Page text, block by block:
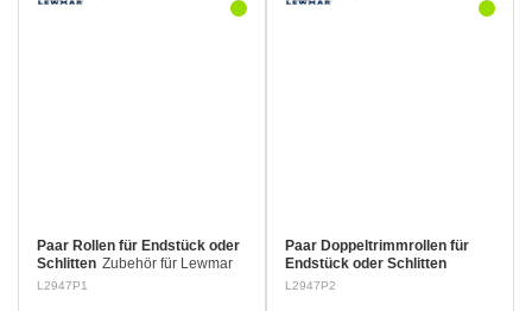
Paar Rollen für Endstück oder
Schlitten Zubehör für Lewmar
Schlitten Grössen 1 und 2
L2947P1
Paar Doppeltrimmrollen für
Endstück oder Schlitten
Zubehör für Lewmar Schlitten
L2947P2